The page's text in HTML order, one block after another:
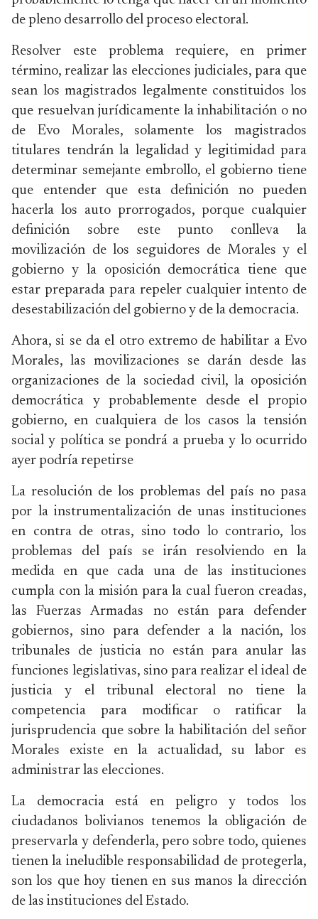
de pleno desarrollo del proceso electoral.
Resolver este problema requiere, en primer
término, realizar las elecciones judiciales, para que
sean los magistrados legalmente constituidos los
que resuelvan jurídicamente la inhabilitación o no
de Evo Morales, solamente los magistrados
titulares tendrán la legalidad y legitimidad para
determinar semejante embrollo, el gobierno tiene
que entender que esta definición no pueden
hacerla los auto prorrogados, porque cualquier
definición sobre este punto conlleva la
movilización de los seguidores de Morales y el
gobierno y la oposición democrática tiene que
estar preparada para repeler cualquier intento de
desestabilización del gobierno y de la democracia.
Ahora, si se da el otro extremo de habilitar a Evo
Morales, las movilizaciones se darán desde las
organizaciones de la sociedad civil, la oposición
democrática y probablemente desde el propio
gobierno, en cualquiera de los casos la tensión
social y política se pondrá a prueba y lo ocurrido
ayer podría repetirse
La resolución de los problemas del país no pasa
por la instrumentalización de unas instituciones
en contra de otras, sino todo lo contrario, los
problemas del país se irán resolviendo en la
medida en que cada una de las instituciones
cumpla con la misión para la cual fueron creadas,
las Fuerzas Armadas no están para defender
gobiernos, sino para defender a la nación, los
tribunales de justicia no están para anular las
funciones legislativas, sino para realizar el ideal de
justicia y el tribunal electoral no tiene la
competencia para modificar o ratificar la
jurisprudencia que sobre la habilitación del señor
Morales existe en la actualidad, su labor es
administrar las elecciones.
La democracia está en peligro y todos los
ciudadanos bolivianos tenemos la obligación de
preservarla y defenderla, pero sobre todo, quienes
tienen la ineludible responsabilidad de protegerla,
son los que hoy tienen en sus manos la dirección
de las instituciones del Estado.